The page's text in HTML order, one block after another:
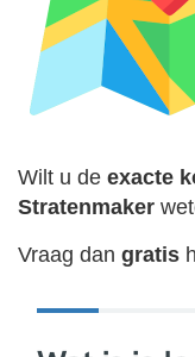
Wilt u de exacte
Stratenmaker
Vraag dan gratis